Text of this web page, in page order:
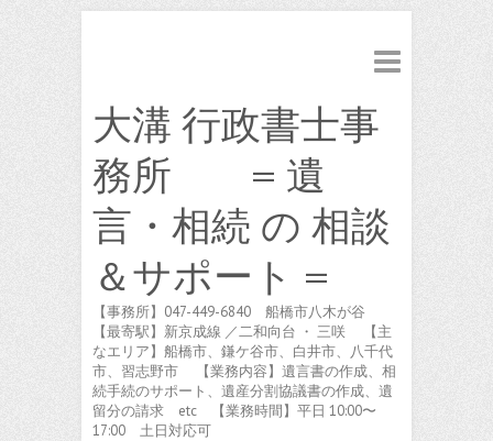
大溝 行政書士事
務所 = 遺
言・相続 の 相談
＆サポート =
【事務所】047-449-6840 船橋市八木が谷
【最寄駅】新京成線 ／二和向台 ・ 三咲 【主
なエリア】船橋市、鎌ケ谷市、白井市、八千代
市、習志野市 【業務内容】遺言書の作成、相
続手続のサポート、遺産分割協議書の作成、遺
留分の請求 etc 【業務時間】平日 10:00〜
17:00 土日対応可